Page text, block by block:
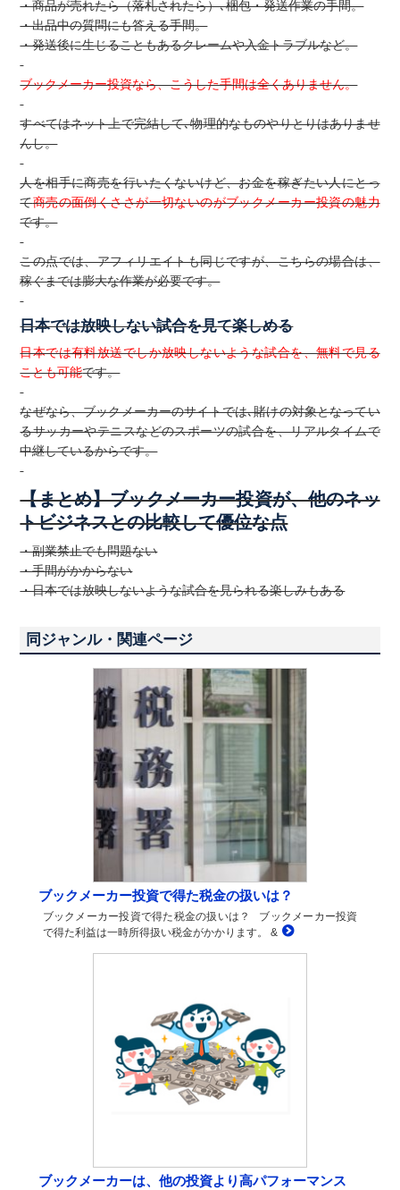
・商品が売れたら（落札されたら）､梱包・発送作業の手間。
・出品中の質問にも答える手間。
・発送後に生じることもあるクレームや入金トラブルなど。
ブックメーカー投資なら、こうした手間は全くありません。
すべてはネット上で完結して､物理的なものやりとりはありませ
んし。
人を相手に商売を行いたくないけど、お金を稼ぎたい人にとっ
て商売の面倒くささが一切ないのがブックメーカー投資の魅力
です。
この点では、アフィリエイトも同じですが、こちらの場合は、
稼ぐまでは膨大な作業が必要です。
日本では放映しない試合を見て楽しめる
日本では有料放送でしか放映しないような試合を、無料で見る
ことも可能です。
なぜなら、ブックメーカーのサイトでは､賭けの対象となってい
るサッカーやテニスなどのスポーツの試合を、リアルタイムで
中継しているからです。
【まとめ】ブックメーカー投資が、他のネッ
トビジネスとの比較して優位な点
・副業禁止でも問題ない
・手間がかからない
・日本では放映しないような試合を見られる楽しみもある
同ジャンル・関連ページ
ブックメーカー投資で得た税金の扱いは？
ブックメーカー投資で得た税金の扱いは？ ブックメーカー投資
で得た利益は一時所得扱い税金がかかります。 &
ブックメーカーは、他の投資より高パフォーマンス